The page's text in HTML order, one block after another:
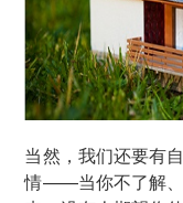
当然，我们还要有
情——当你不了解、